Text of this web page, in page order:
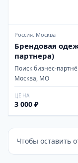
Россия, Москва
Брендовая
партнера)
Поиск бизнес-
Москва, МО
ЦЕНА
3 000 ₽
Чтобы оставить